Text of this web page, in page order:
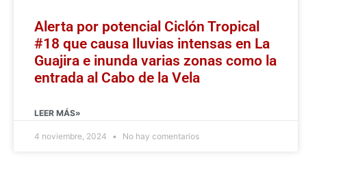
Alerta por potencial Ciclón Tropical
#18 que causa Iluvias intensas en La
Guajira e inunda varias zonas como la
entrada al Cabo de la Vela
LEER MÁS»
4 noviembre, 2024 No hay comentarios